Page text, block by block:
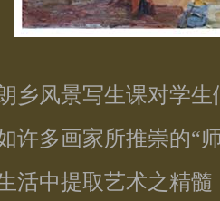
风景写生课对学生
许多画家所推崇的“
活中提取艺术之精